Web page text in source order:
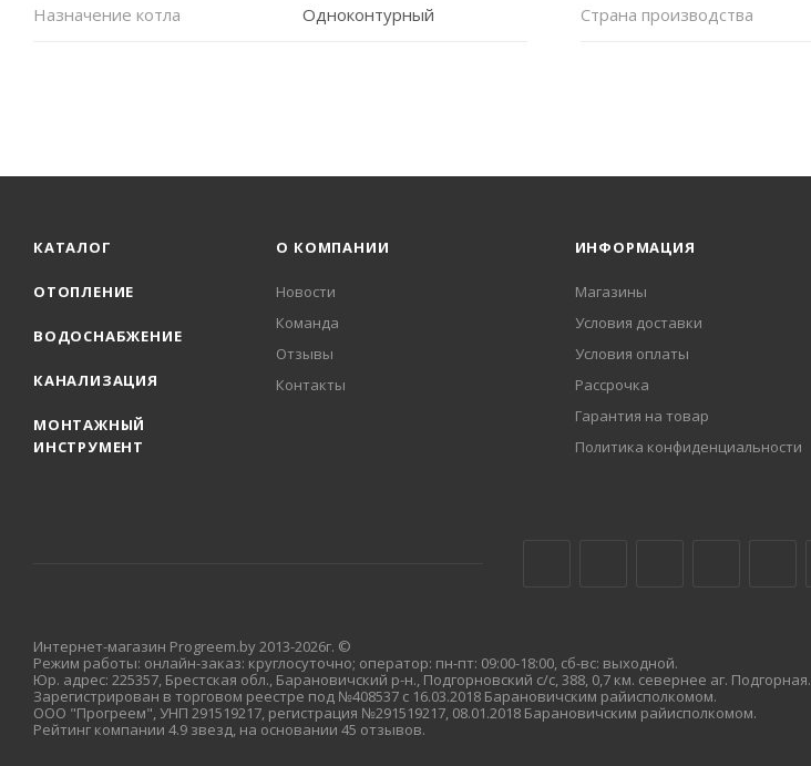
Назначение котла Одноконтурный Страна производства
КАТАЛОГ
ОТОПЛЕНИЕ
ВОДОСНАБЖЕНИЕ
КАНАЛИЗАЦИЯ
МОНТАЖНЫЙ
ИНСТРУМЕНТ
О КОМПАНИИ
Новости
Команда
Отзывы
Контакты
ИНФОРМАЦИЯ
Магазины
Условия доставки
Условия оплаты
Рассрочка
Гарантия на товар
Политика конфиденциальности
Интернет-магазин Progreem.by 2013-2026г. ©
Режим работы: онлайн-заказ: круглосуточно; оператор: пн-пт: 09:00-18:00, сб-вс: выходной.
Юр. адрес: 225357, Брестская обл., Барановичский р-н., Подгорновский с/с, 388, 0,7 км. севернее аг. Подгорная.
Зарегистрирован в торговом реестре под №408537 с 16.03.2018 Барановичским райисполкомом.
ООО "Прогреем", УНП 291519217, регистрация №291519217, 08.01.2018 Барановичским райисполкомом.
Рейтинг компании 4.9 звезд, на основании 45 отзывов.